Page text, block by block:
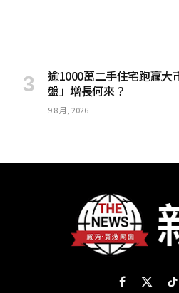
逾1000萬二手住宅跑贏大
盤」增長何來？
9 8 月, 2026
Facebook
X